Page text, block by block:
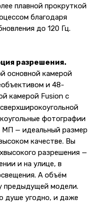
плавной прокруткой
благодаря
до 120 Гц.
разрешения.
основной камерой
и 48-
камерой Fusion с
фотографии
— идеальный размер
качестве. Вы
разрешения —
и на улице, в
А объём
предыдущей модели.
душе угодно, и даже